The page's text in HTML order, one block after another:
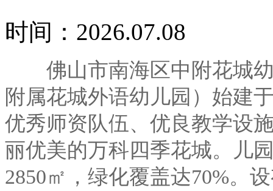
时间：2026.07.08
佛山市南海区中附花城幼
附属花城外语幼儿园）始建
优秀师资队伍、优良教学设
丽优美的万科四季花城。儿
2850㎡，绿化覆盖达70%。